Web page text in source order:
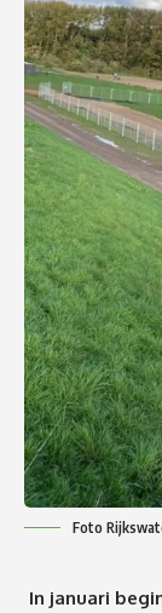
Foto
In januari